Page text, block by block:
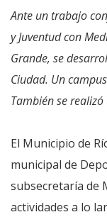
Ante un trabajo
y Juventud con
Grande, se
Ciudad. Un
También se
El Municipio de
municipal de
subsecretaría de
actividades a lo